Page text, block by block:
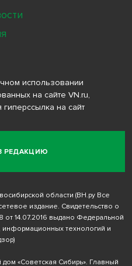
РЕДАКЦИЮ
использовании
на сайте VN.ru,
гиперссылка на сайт
области (ВН.ру Все
издание. Свидетельство о
14.07.2016 выдано Федеральной
технологий и
«Советская Сибирь». Главный